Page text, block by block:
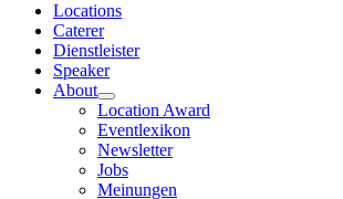
Locations
Caterer
Dienstleister
Speaker
About
Location Award
Eventlexikon
Newsletter
Jobs
Meinungen